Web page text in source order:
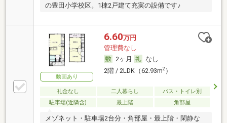
の豊田小学校区。1棟2戸建て充実の設備です♪
動画あり
6.60万円
管理費なし
2ヶ月
なし
2階 / 2LDK（62.93m2）
礼金なし 二人暮らし
バス・トイレ別
駐車場(近隣含)
最上階 角部屋
メゾネット・駐車場2台分・角部屋・最上階・閑静な